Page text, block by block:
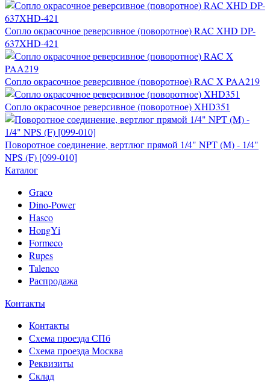
Сопло окрасочное реверсивное (поворотное) RAC XHD DP-
637XHD-421
Сопло окрасочное реверсивное (поворотное) RAC X PAA219
Сопло окрасочное реверсивное (поворотное) XHD351
Поворотное соединение, вертлюг прямой 1/4" NPT (M) - 1/4"
NPS (F) [099-010]
Каталог
Graco
Dino-Power
Hasco
HongYi
Formeco
Rupes
Talenco
Распродажа
Контакты
Контакты
Схема проезда СПб
Схема проезда Москва
Реквизиты
Склад